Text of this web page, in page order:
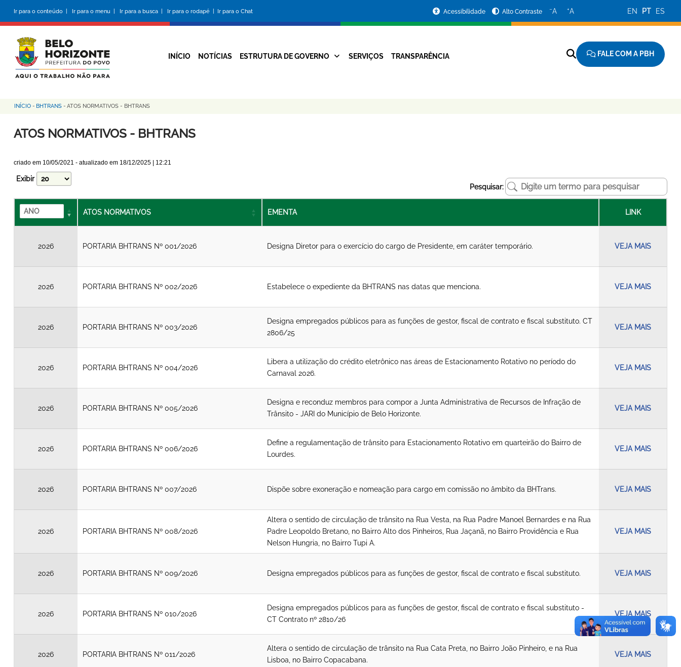
conteúdo
principal
Ir para o conteúdo | Ir para o menu | Ir para a busca | Ir para o rodapé | Ir para o Chat
da
Prefeitura
Acessibilidade Alto Contraste −A +A EN PT ES
Navegação
INÍCIO NOTÍCIAS ESTRUTURA DE GOVERNO SERVIÇOS TRANSPARÊNCIA FALE COM A PBH
Trilha
de
INÍCIO - BHTRANS - ATOS NORMATIVOS - BHTRANS
ATOS NORMATIVOS - BHTRANS
criado em 10/05/2021 - atualizado em 18/12/2025 | 12:21
Exibir
Pesquisar:
ATOS NORMATIVOS EMENTA LINK
2026 PORTARIA BHTRANS Nº 001/2026 Designa Diretor para o exercício do cargo de Presidente, em caráter temporário. VEJA MAIS
2026 PORTARIA BHTRANS Nº 002/2026 Estabelece o expediente da BHTRANS nas datas que menciona. VEJA MAIS
2026 PORTARIA BHTRANS Nº 003/2026
Designa empregados públicos para as funções de gestor, fiscal de contrato e fiscal substituto. CT
2806/25
VEJA MAIS
2026 PORTARIA BHTRANS Nº 004/2026
Libera a utilização do crédito eletrônico nas áreas de Estacionamento Rotativo no período do
Carnaval 2026.
VEJA MAIS
2026 PORTARIA BHTRANS Nº 005/2026
Designa e reconduz membros para compor a Junta Administrativa de Recursos de Infração de
Trânsito - JARI do Município de Belo Horizonte.
VEJA MAIS
2026 PORTARIA BHTRANS Nº 006/2026
Define a regulamentação de trânsito para Estacionamento Rotativo em quarteirão do Bairro de
Lourdes.
VEJA MAIS
2026 PORTARIA BHTRANS Nº 007/2026 Dispõe sobre exoneração e nomeação para cargo em comissão no âmbito da BHTrans. VEJA MAIS
2026 PORTARIA BHTRANS Nº 008/2026
Altera o sentido de circulação de trânsito na Rua Vesta, na Rua Padre Manoel Bernardes e na Rua
Padre Leopoldo Bretano, no Bairro Alto dos Pinheiros, Rua Jaçanã, no Bairro Providência e Rua
Nelson Hungria, no Bairro Tupi A.
VEJA MAIS
2026 PORTARIA BHTRANS Nº 009/2026 Designa empregados públicos para as funções de gestor, fiscal de contrato e fiscal substituto. VEJA MAIS
2026 PORTARIA BHTRANS Nº 010/2026
Designa empregados públicos para as funções de gestor, fiscal de contrato e fiscal substituto -
CT Contrato nº 2810/26
VEJA MAIS
2026 PORTARIA BHTRANS Nº 011/2026
Altera o sentido de circulação de trânsito na Rua Cata Preta, no Bairro João Pinheiro, e na Rua
Lisboa, no Bairro Copacabana.
VEJA MAIS